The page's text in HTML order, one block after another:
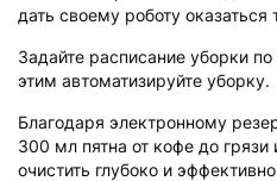
дать своему роботу
Задайте расписание уборки
этим автоматизируйте уборку.
Благодаря электронному
300 мл пятна от кофе до
очистить глубоко и